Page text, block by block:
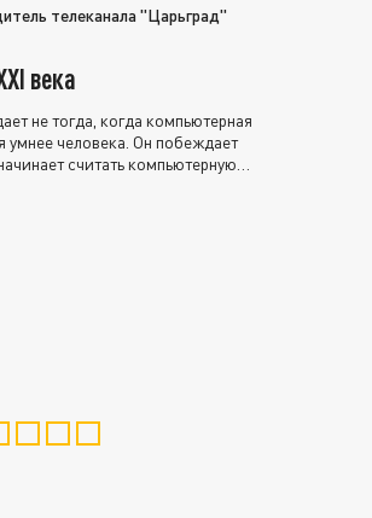
телеканала "Царьград"
века
не тогда, когда компьютерная
умнее человека. Он побеждает
считать компьютерную